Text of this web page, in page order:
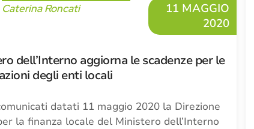
Caterina Roncati
11 MAGGIO
2020
dell’Interno aggiorna le scadenze per le
degli enti locali
datati 11 maggio 2020 la Direzione
la finanza locale del Ministero dell’Interno